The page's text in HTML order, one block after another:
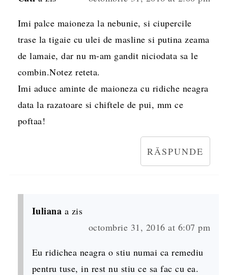
Imi palce maioneza la nebunie, si ciupercile
trase la tigaie cu ulei de masline si putina zeama
de lamaie, dar nu m-am gandit niciodata sa le
combin.Notez reteta.
Imi aduce aminte de maioneza cu ridiche neagra
data la razatoare si chiftele de pui, mm ce
poftaa!
RĂSPUNDE
Iuliana a zis
octombrie 31, 2016 at 6:07 pm
Eu ridichea neagra o stiu numai ca remediu
pentru tuse, in rest nu stiu ce sa fac cu ea.